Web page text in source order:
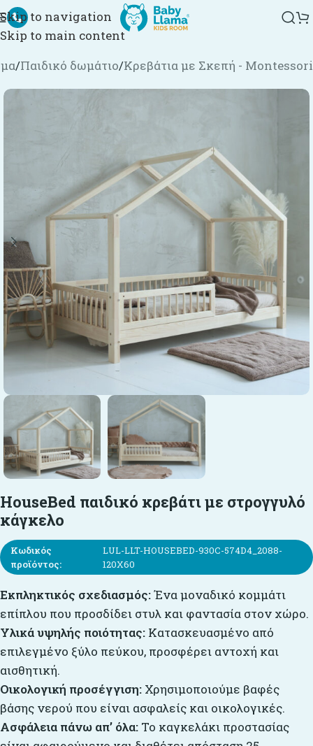
Skip to navigation
Skip to main content
/Παιδικό δωμάτιο/Κρεβάτια με Σκεπή - Montessori
HouseBed παιδικό κρεβάτι με στρογγυλό
κάγκελο
Κωδικός
προϊόντος:
LUL-LLT-HOUSEBED-930C-574D4_2088-
120X60
Εκπληκτικός σχεδιασμός:Ένα μοναδικό κομμάτι
επίπλου που προσδίδει στυλ και φαντασία στον χώρο.
Υλικά υψηλής ποιότητας: Κατασκευασμένο από
επιλεγμένο ξύλο πεύκου, προσφέρει αντοχή και
αισθητική.
Οικολογική προσέγγιση: Χρησιμοποιούμε βαφές
βάσης νερού που είναι ασφαλείς και οικολογικές.
Ασφάλεια πάνω απ’ όλα: Το καγκελάκι προστασίας